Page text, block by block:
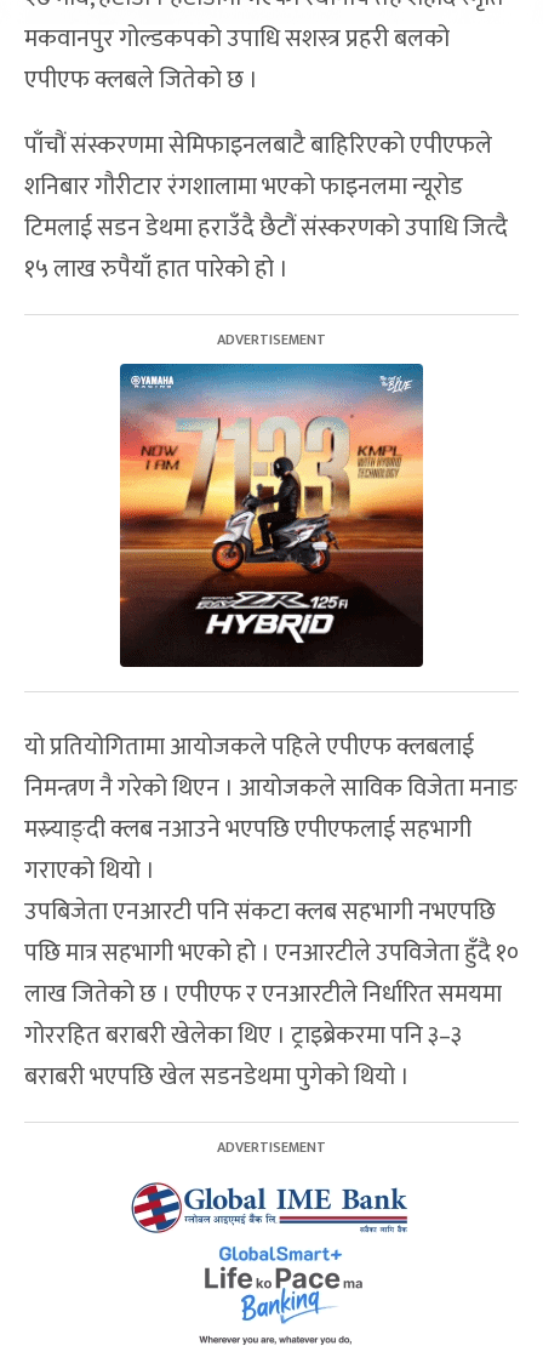
मकवानपुर गोल्डकपको उपाधि सशस्त्र प्रहरी बलको
एपीएफ क्लबले जितेको छ ।
पाँचौं संस्करणमा सेमिफाइनलबाटै बाहिरिएको एपीएफले
शनिबार गौरीटार रंगशालामा भएको फाइनलमा न्यूरोड
टिमलाई सडन डेथमा हराउँदै छैटौं संस्करणको उपाधि जित्दै
१५ लाख रुपैयाँ हात पारेको हो ।
यो प्रतियोगितामा आयोजकले पहिले एपीएफ क्लबलाई
निमन्त्रण नै गरेको थिएन । आयोजकले साविक विजेता मनाङ
मस्र्याङ्दी क्लब नआउने भएपछि एपीएफलाई सहभागी
गराएको थियो ।
उपबिजेता एनआरटी पनि संकटा क्लब सहभागी नभएपछि
पछि मात्र सहभागी भएको हो । एनआरटीले उपविजेता हुँदै १०
लाख जितेको छ । एपीएफ र एनआरटीले निर्धारित समयमा
गोररहित बराबरी खेलेका थिए । ट्राइब्रेकरमा पनि ३–३
बराबरी भएपछि खेल सडनडेथमा पुगेको थियो ।